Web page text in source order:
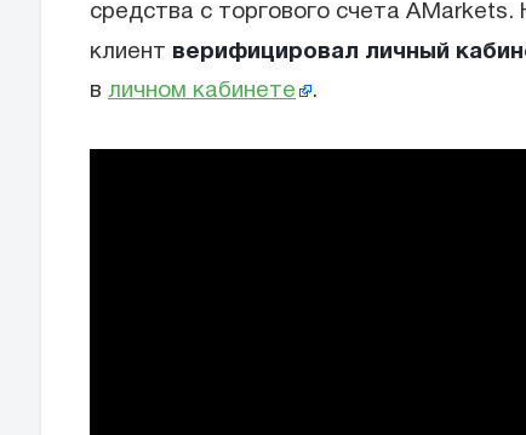
средства c торгового счета
клиент верифицировал личный
в личном кабинете .